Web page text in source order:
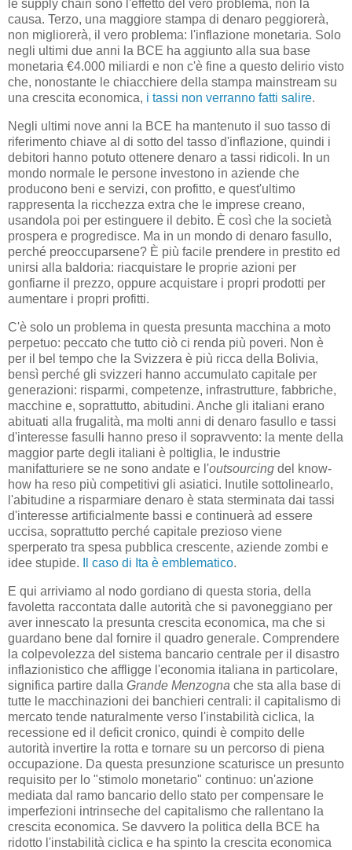
le supply chain sono l'effetto del vero problema, non la
causa. Terzo, una maggiore stampa di denaro peggiorerà,
non migliorerà, il vero problema: l'inflazione monetaria. Solo
negli ultimi due anni la BCE ha aggiunto alla sua base
monetaria €4.000 miliardi e non c'è fine a questo delirio visto
che, nonostante le chiacchiere della stampa mainstream su
una crescita economica, i tassi non verranno fatti salire.
Negli ultimi nove anni la BCE ha mantenuto il suo tasso di
riferimento chiave al di sotto del tasso d'inflazione, quindi i
debitori hanno potuto ottenere denaro a tassi ridicoli. In un
mondo normale le persone investono in aziende che
producono beni e servizi, con profitto, e quest'ultimo
rappresenta la ricchezza extra che le imprese creano,
usandola poi per estinguere il debito. È così che la società
prospera e progredisce. Ma in un mondo di denaro fasullo,
perché preoccuparsene? È più facile prendere in prestito ed
unirsi alla baldoria: riacquistare le proprie azioni per
gonfiarne il prezzo, oppure acquistare i propri prodotti per
aumentare i propri profitti.
C'è solo un problema in questa presunta macchina a moto
perpetuo: peccato che tutto ciò ci renda più poveri. Non è
per il bel tempo che la Svizzera è più ricca della Bolivia,
bensì perché gli svizzeri hanno accumulato capitale per
generazioni: risparmi, competenze, infrastrutture, fabbriche,
macchine e, soprattutto, abitudini. Anche gli italiani erano
abituati alla frugalità, ma molti anni di denaro fasullo e tassi
d'interesse fasulli hanno preso il sopravvento: la mente della
maggior parte degli italiani è poltiglia, le industrie
manifatturiere se ne sono andate e l'outsourcing del know-
how ha reso più competitivi gli asiatici. Inutile sottolinearlo,
l'abitudine a risparmiare denaro è stata sterminata dai tassi
d'interesse artificialmente bassi e continuerà ad essere
uccisa, soprattutto perché capitale prezioso viene
sperperato tra spesa pubblica crescente, aziende zombi e
idee stupide.
Il caso di Ita è emblematico.
E qui arriviamo al nodo gordiano di questa storia, della
favoletta raccontata dalle autorità che si pavoneggiano per
aver innescato la presunta crescita economica, ma che si
guardano bene dal fornire il quadro generale. Comprendere
la colpevolezza del sistema bancario centrale per il disastro
inflazionistico che affligge l'economia italiana in particolare,
significa partire dalla Grande Menzogna che sta alla base di
tutte le macchinazioni dei banchieri centrali: il capitalismo di
mercato tende naturalmente verso l'instabilità ciclica, la
recessione ed il deficit cronico, quindi è compito delle
autorità invertire la rotta e tornare su un percorso di piena
occupazione. Da questa presunzione scaturisce un presunto
requisito per lo "stimolo monetario" continuo: un'azione
mediata dal ramo bancario dello stato per compensare le
imperfezioni intrinseche del capitalismo che rallentano la
crescita economica. Se davvero la politica della BCE ha
ridotto l'instabilità ciclica e ha spinto la crescita economica